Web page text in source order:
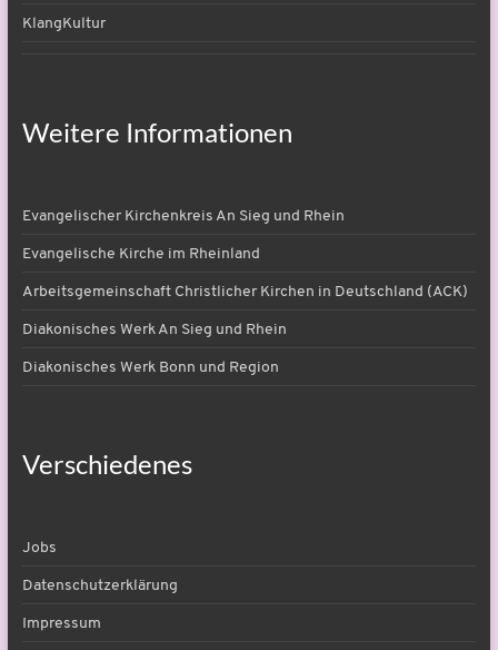
KlangKultur
Weitere Informationen
Evangelischer Kirchenkreis An Sieg und Rhein
Evangelische Kirche im Rheinland
Arbeitsgemeinschaft Christlicher Kirchen in Deutschland (ACK)
Diakonisches Werk An Sieg und Rhein
Diakonisches Werk Bonn und Region
Verschiedenes
Jobs
Datenschutzerklärung
Impressum